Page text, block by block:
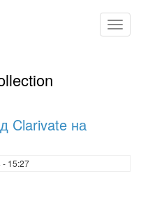
Clarivate на
- 15:27